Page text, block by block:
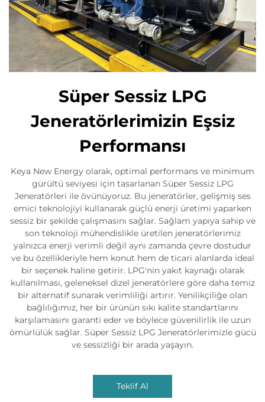
Süper Sessiz LPG
Jeneratörlerimizin Eşsiz
Performansı
Keya New Energy olarak, optimal performans ve minimum
gürültü seviyesi için tasarlanan Süper Sessiz LPG
Jeneratörleri ile övünüyoruz. Bu jeneratörler, gelişmiş ses
emici teknolojiyi kullanarak güçlü enerji üretimi yaparken
sessiz bir şekilde çalışmasını sağlar. Sağlam yapıya sahip ve
son teknoloji mühendislikle üretilen jeneratörlerimiz
yalnızca enerji verimli değil aynı zamanda çevre dostudur
ve bu özellikleriyle hem konut hem de ticari alanlarda ideal
bir seçenek haline getirir. LPG'nin yakıt kaynağı olarak
kullanılması, geleneksel dizel jeneratörlere göre daha temiz
bir alternatif sunarak verimliliği artırır. Yenilikçiliğe olan
bağlılığımız, her bir ürünün sıkı kalite standartlarını
karşılamasını garanti eder ve böylece güvenilirlik ile uzun
ömürlülük sağlar. Süper Sessiz LPG Jeneratörlerimizle gücü
ve sessizliği bir arada yaşayın.
Teklif Al